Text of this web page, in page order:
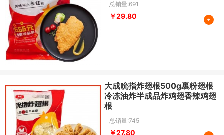
总销量:691
￥29.80 +
大成吮指炸翅根500g裹粉翅根
冷冻油炸半成品炸鸡翅香辣鸡翅
根
总销量:745
￥27.80